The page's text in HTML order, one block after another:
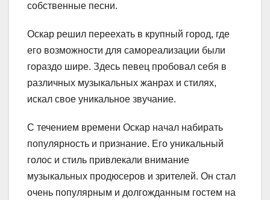
собственные песни.
Оскар решил переехать в крупный город, где
его возможности для самореализации были
гораздо шире. Здесь певец пробовал себя в
различных музыкальных жанрах и стилях,
искал свое уникальное звучание.
С течением времени Оскар начал набирать
популярность и признание. Его уникальный
голос и стиль привлекали внимание
музыкальных продюсеров и зрителей. Он стал
очень популярным и долгожданным гостем на